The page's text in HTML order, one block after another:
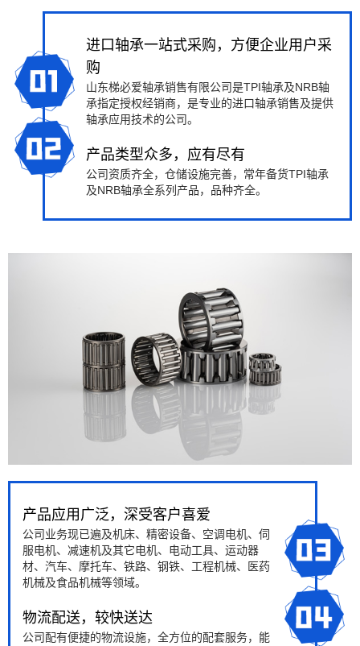
进口轴承一站式采购，方便企业用户采
购
山东梯必爱轴承销售有限公司是TPI轴承及NRB轴
承指定授权经销商，是专业的进口轴承销售及提供
轴承应用技术的公司。
产品类型众多，应有尽有
公司资质齐全，仓储设施完善，常年备货TPI轴承
及NRB轴承全系列产品，品种齐全。
产品应用广泛，深受客户喜爱
公司业务现已遍及机床、精密设备、空调电机、伺
服电机、减速机及其它电机、电动工具、运动器
材、汽车、摩托车、铁路、钢铁、工程机械、医药
机械及食品机械等领域。
物流配送，较快送达
公司配有便捷的物流设施，全方位的配套服务，能